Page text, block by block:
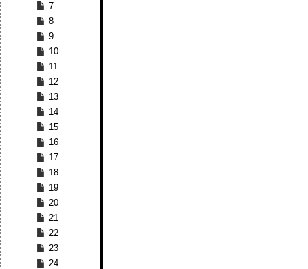
7
8
9
10
11
12
13
14
15
16
17
18
19
20
21
22
23
24